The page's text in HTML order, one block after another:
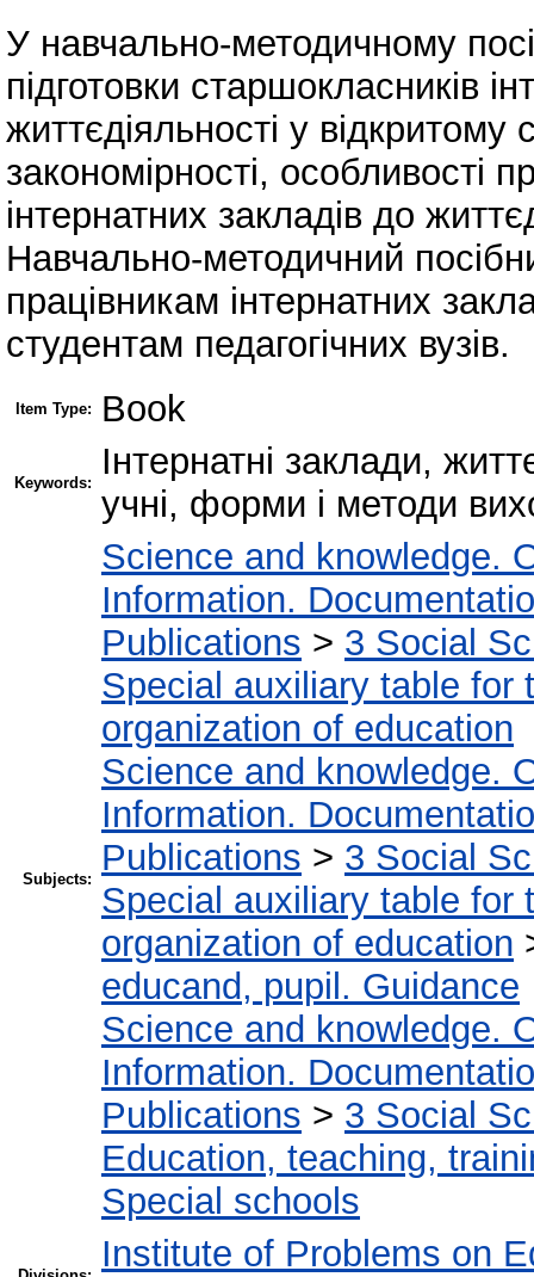
У навчально-методичному
підготовки старшокласників
життєдіяльності у відкритому
закономірності, особливості
інтернатних закладів до
Навчально-методичний
працівникам інтернатних
студентам педагогічних вузів.
Item Type: Book
Keywords:
Інтернатні заклади,
учні, форми і методи
Subjects:
Science and knowledge.
Information.
Publications > 3 Social
Special auxiliary table for
organization of education
Science and knowledge.
Information.
Publications > 3 Social
Special auxiliary table for
organization of education
educand, pupil. Guidance
Science and knowledge.
Information.
Publications > 3 Social
Education, teaching,
Special schools
Institute of Problems on